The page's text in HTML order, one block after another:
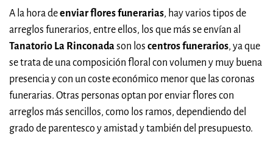
A la hora deenviar flores funerarias, hay varios tipos de
arreglos funerarios, entre ellos, los que más se envían al
Tanatorio La Rinconadason los centros funerarios, ya que
se trata de una composición floral con volumen y muy buena
presencia y con un coste económico menor que las coronas
funerarias. Otras personas optan por enviar flores con
arreglos más sencillos, como los ramos, dependiendo del
grado de parentesco y amistad y también del presupuesto.